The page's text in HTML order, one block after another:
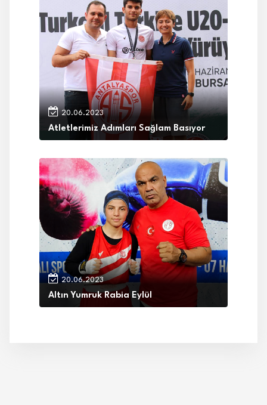
20.06.2023
Atletlerimiz Adımları Sağlam Basıyor
20.06.2023
Altın Yumruk Rabia Eylül